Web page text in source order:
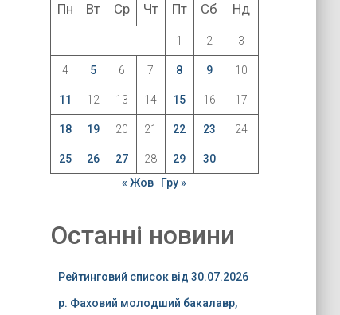
Пн Вт Ср Чт Пт Сб Нд
1 2 3
4 5 6 7 8 9 10
11 12 13 14 15 16 17
18 19 20 21 22 23 24
25 26 27 28 29
30
« Жов
Гру »
Останні новини
Рейтинговий список від 30.07.2026
р. Фаховий молодший бакалавр,